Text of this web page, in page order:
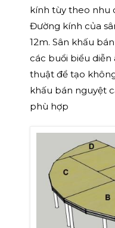
kính tùy theo nhu
Đường kính của
12m. Sân khấu
các buổi biểu diễn
thuật để tạo
khấu bán nguyệt
phù hợp